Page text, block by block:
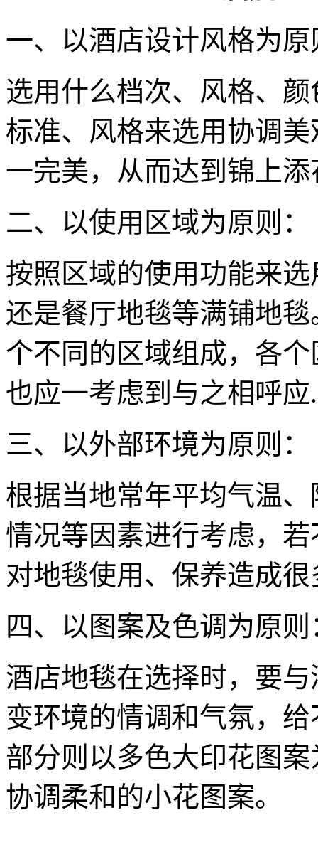
一、以酒店设计风格为原
选用什么档次、风格、
标准、风格来选用协调
一完美，从而达到锦上
二、以使用区域为原则：
按照区域的使用功能来
还是餐厅地毯等满铺地
个不同的区域组成，各
也应一考虑到与之相呼应.
三、以外部环境为原则：
根据当地常年平均气温
情况等因素进行考虑，
对地毯使用、保养造成
四、以图案及色调为原则
酒店地毯在选择时，要
变环境的情调和气氛，
部分则以多色大印花图
协调柔和的小花图案。